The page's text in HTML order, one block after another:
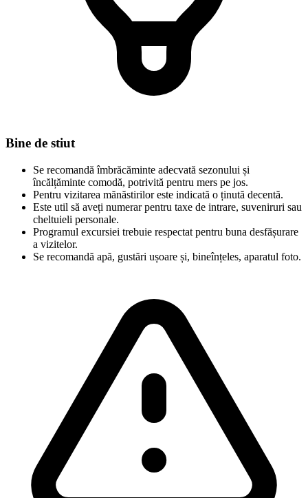
Bine de stiut
Se recomandă îmbrăcăminte adecvată sezonului și
încălțăminte comodă, potrivită pentru mers pe jos.
Pentru vizitarea mănăstirilor este indicată o ținută decentă.
Este util să aveți numerar pentru taxe de intrare, suveniruri sau
cheltuieli personale.
Programul excursiei trebuie respectat pentru buna desfășurare
a vizitelor.
Se recomandă apă, gustări ușoare și, bineînțeles, aparatul foto.